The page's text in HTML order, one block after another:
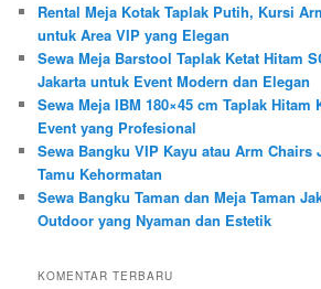
Rental Meja Kotak Taplak Putih, Kursi
untuk Area VIP yang Elegan
Sewa Meja Barstool Taplak Ketat Hitam
Jakarta untuk Event Modern dan Elegan
Sewa Meja IBM 180×45 cm Taplak Hitam
Event yang Profesional
Sewa Bangku VIP Kayu atau Arm Chairs
Tamu Kehormatan
Sewa Bangku Taman dan Meja Taman
Outdoor yang Nyaman dan Estetik
KOMENTAR TERBARU